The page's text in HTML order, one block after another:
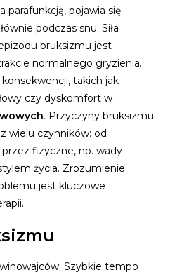
parafunkcją, pojawia się
podczas snu. Siła
bruksizmu jest
normalnego gryzienia.
takich jak
czy dyskomfort w
. Przyczyny bruksizmu
wielu czynników: od
fizyczne, np. wady
życia. Zrozumienie
jest kluczowe
Szybkie tempo